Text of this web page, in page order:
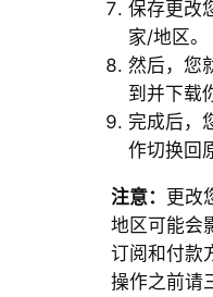
保存更改
家/地区。
然后，您
到并下载
完成后，
作切换回
注意： 更改
地区可能会
订阅和付款
操作之前请